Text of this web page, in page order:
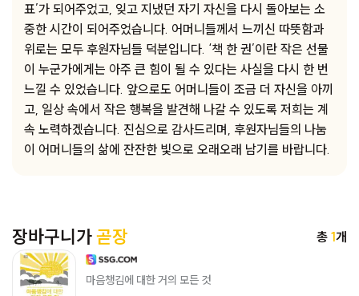
표’가 되어주었고, 잊고 지냈던 자기 자신을 다시 돌아보는 소
중한 시간이 되어주었습니다. 어머니들께서 느끼신 따뜻함과
위로는 모두 후원자님들 덕분입니다. ‘책 한 권’이란 작은 선물
이 누군가에게는 아주 큰 힘이 될 수 있다는 사실을 다시 한 번
느낄 수 있었습니다. 앞으로도 어머니들이 조금 더 자신을 아끼
고, 일상 속에서 작은 행복을 발견해 나갈 수 있도록 저희는 계
속 노력하겠습니다. 진심으로 감사드리며, 후원자님들의 나눔
이 어머니들의 삶에 잔잔한 빛으로 오래오래 남기를 바랍니다.
장바구니가곧장 총 1개
마음챙김에 대한 거의 모든 것